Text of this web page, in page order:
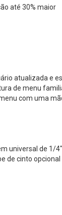
até 30% maior
atualizada e
de menu
com uma
universal de 1/
de cinto opcional